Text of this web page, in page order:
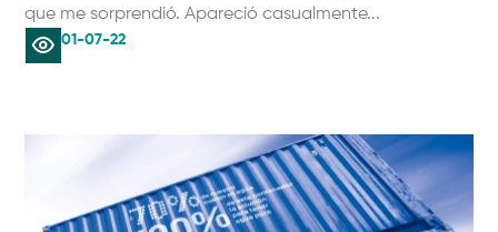
que me sorprendió. Apareció casualmente...
01-07-22